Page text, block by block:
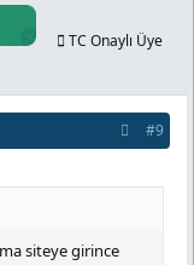
TC Onaylı Üye
#9
siteye girince